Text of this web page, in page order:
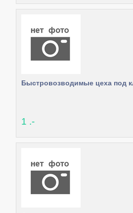
Быстровозводимые цеха под
1 .-